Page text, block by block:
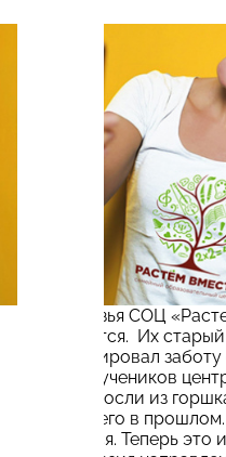
Наши друзья СОЦ
развиваются. Их
символизировал
и умений учеников
давно выросли из
оставить его в
измениться. Теперь